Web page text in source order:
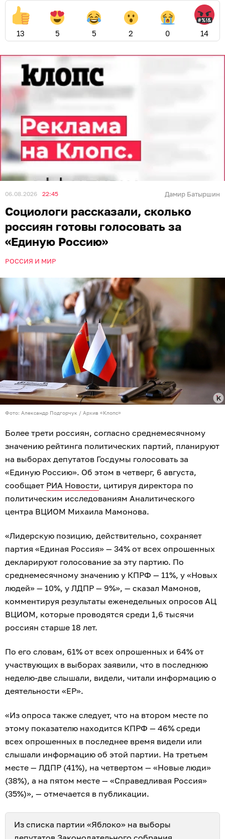
13 5 5 2 0 14
06.08.2026 22:45 Дамир Батыршин
Социологи рассказали, сколько
россиян готовы голосовать за
«Единую Россию»
РОССИЯ И МИР
Фото: Александр Подгорчук / Архив «Клопс»
Более трети россиян, согласно среднемесячному
значению рейтинга политических партий, планируют
на выборах депутатов Госдумы голосовать за
«Единую Россию». Об этом в четверг, 6 августа,
сообщает РИА Новости, цитируя директора по
политическим исследованиям Аналитического
центра ВЦИОМ Михаила Мамонова.
«Лидерскую позицию, действительно, сохраняет
партия «Единая Россия» — 34% от всех опрошенных
декларируют голосование за эту партию. По
среднемесячному значению у КПРФ — 11%, у «Новых
людей» — 10%, у ЛДПР — 9%», — сказал Мамонов,
комментируя результаты еженедельных опросов АЦ
ВЦИОМ, которые проводятся среди 1,6 тысячи
россиян старше 18 лет.
По его словам, 61% от всех опрошенных и 64% от
участвующих в выборах заявили, что в последнюю
неделю-две слышали, видели, читали информацию о
деятельности «ЕР».
«Из опроса также следует, что на втором месте по
этому показателю находится КПРФ — 46% среди
всех опрошенных в последнее время видели или
слышали информацию об этой партии. На третьем
месте — ЛДПР (41%), на четвертом — «Новые люди»
(38%), а на пятом месте — «Справедливая Россия»
(35%)», — отмечается в публикации.
Из списка партии «Яблоко» на выборы